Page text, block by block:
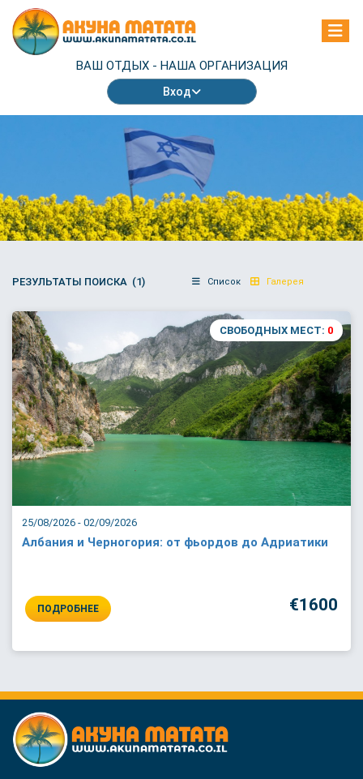
ВАШ ОТДЫХ - НАША ОРГАНИЗАЦИЯ
Вход
РЕЗУЛЬТАТЫ ПОИСКА (1) Список Галерея
25/08/2026 - 02/09/2026
СВОБОДНЫХ МЕСТ: 0
Албания и Черногория: от фьордов до Адриатики
ПОДРОБНЕЕ €1600